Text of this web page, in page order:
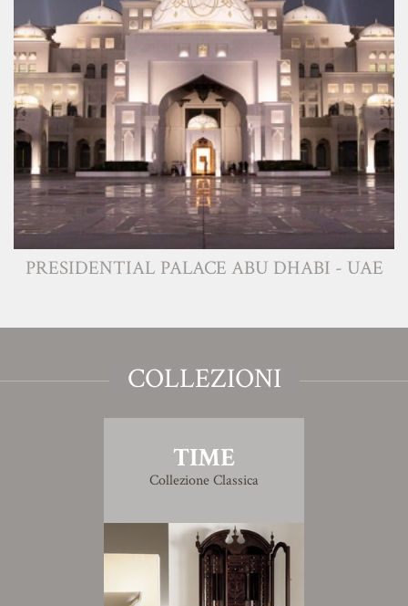
PRESIDENTIAL PALACE ABU DHABI - UAE
COLLEZIONI
TIME
Collezione Classica